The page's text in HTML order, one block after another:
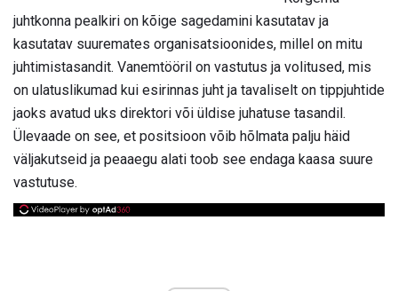
juhtkonna pealkiri on kõige sagedamini kasutatav ja
kasutatav suuremates organisatsioonides, millel on mitu
juhtimistasandit. Vanemtööril on vastutus ja volitused, mis
on ulatuslikumad kui esirinnas juht ja tavaliselt on tippjuhtide
jaoks avatud uks direktori või üldise juhatuse tasandil.
Ülevaade on see, et positsioon võib hõlmata palju häid
väljakutseid ja peaaegu alati toob see endaga kaasa suure
vastutuse.